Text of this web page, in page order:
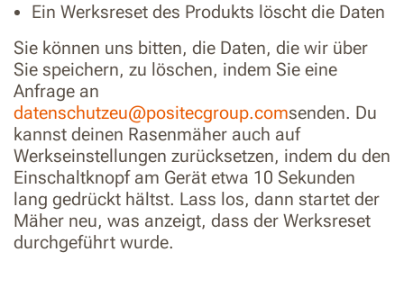
Ein Werksreset des Produkts löscht die Daten
Sie können uns bitten, die Daten, die wir über
Sie speichern, zu löschen, indem Sie eine
Anfrage an
datenschutzeu@positecgroup.comsenden. Du
kannst deinen Rasenmäher auch auf
Werkseinstellungen zurücksetzen, indem du den
Einschaltknopf am Gerät etwa 10 Sekunden
lang gedrückt hältst. Lass los, dann startet der
Mäher neu, was anzeigt, dass der Werksreset
durchgeführt wurde.